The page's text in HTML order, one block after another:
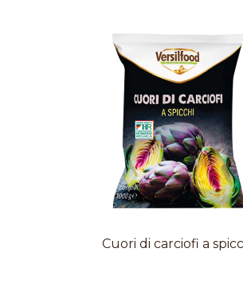
Cuori di carciofi a